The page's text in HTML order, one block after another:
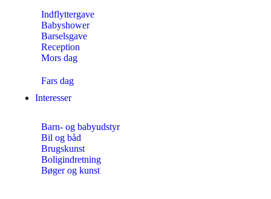
Indflyttergave
Babyshower
Barselsgave
Reception
Mors dag
Fars dag
Interesser
Barn- og babyudstyr
Bil og båd
Brugskunst
Boligindretning
Bøger og kunst